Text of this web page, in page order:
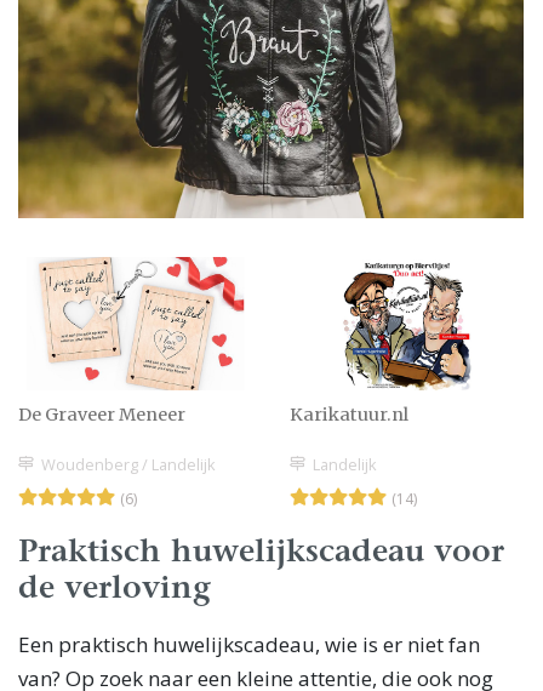
De Graveer Meneer
Woudenberg / Landelijk
(6)
Karikatuur.nl
Landelijk
(14)
Praktisch huwelijkscadeau voor
de verloving
Een praktisch huwelijkscadeau, wie is er niet fan
van? Op zoek naar een kleine attentie, die ook nog